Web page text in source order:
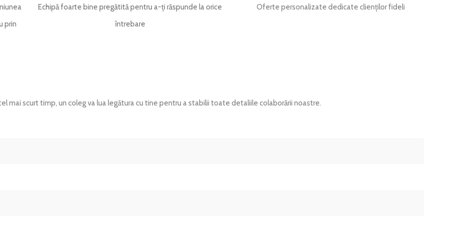
prin
Echipă foarte bine pregătită pentru a-ți răspunde la orice
întrebare
Oferte personalizate dedicate clienților fideli
mai scurt timp, un coleg va lua legătura cu tine pentru a stabilii toate detaliile colaborării noastre.